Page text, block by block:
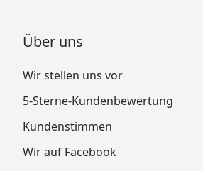
Über uns
Wir stellen uns vor
5-Sterne-Kundenbewertung
Kundenstimmen
Wir auf Facebook